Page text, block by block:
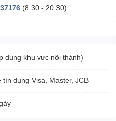
(8:30 - 20:30)
dụng khu vực nội thành)
dụng Visa, Master, JCB